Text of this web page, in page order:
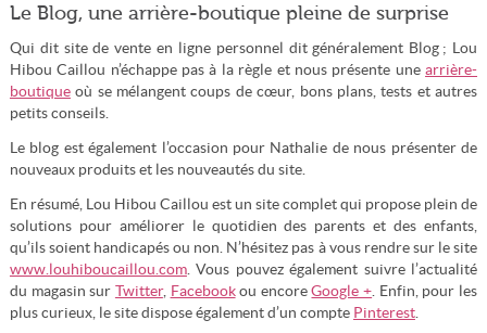
Le Blog, une arrière-boutique pleine de surprise
Qui dit site de vente en ligne personnel dit généralement Blog ; Lou
Hibou Caillou n’échappe pas à la règle et nous présente unearrière-
boutiqueoù se mélangent coups de cœur, bons plans, tests et autres
petits conseils.
Le blog est également l’occasion pour Nathalie de nous présenter de
nouveaux produits et les nouveautés du site.
En résumé, Lou Hibou Caillou est un site complet qui propose plein de
solutions pour améliorer le quotidien des parents et des enfants,
qu’ils soient handicapés ou non. N’hésitez pas à vous rendre sur le site
www.louhiboucaillou.com. Vous pouvez également suivre l’actualité
du magasin sur Twitter, Facebookou encoreGoogle +. Enfin, pour les
plus curieux, le site dispose également d’un compte Pinterest.